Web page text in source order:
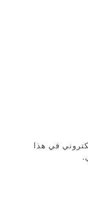
في هذا